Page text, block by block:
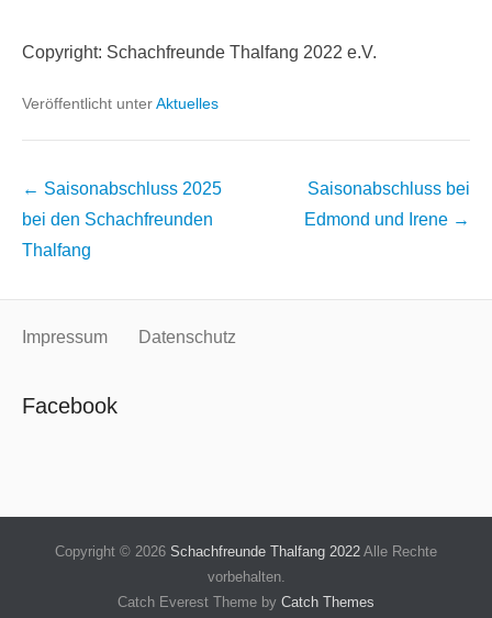
Copyright: Schachfreunde Thalfang 2022 e.V.
Veröffentlicht unterAktuelles
Beitragsnavigation
← Saisonabschluss 2025
bei den Schachfreunden
Thalfang
Saisonabschluss bei
Edmond und Irene →
Impressum Datenschutz
Facebook
Copyright © 2026 Schachfreunde Thalfang 2022 Alle Rechte
vorbehalten.
Catch Everest Theme by Catch Themes